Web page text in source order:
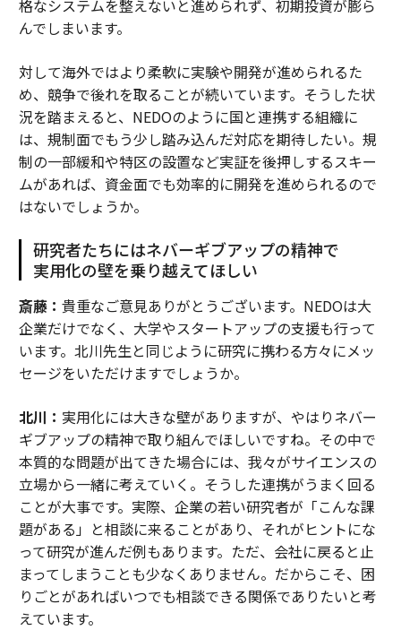
格なシステムを整えないと進められず、初期投資が膨ら
んでしまいます。
対して海外ではより柔軟に実験や開発が進められるた
め、競争で後れを取ることが続いています。そうした状
況を踏まえると、NEDOのように国と連携する組織に
は、規制面でもう少し踏み込んだ対応を期待したい。規
制の一部緩和や特区の設置など実証を後押しするスキー
ムがあれば、資金面でも効率的に開発を進められるので
はないでしょうか。
研究者たちにはネバーギブアップの精神で
実用化の壁を乗り越えてほしい
斎藤： 貴重なご意見ありがとうございます。NEDOは大
企業だけでなく、大学やスタートアップの支援も行って
います。北川先生と同じように研究に携わる方々にメッ
セージをいただけますでしょうか。
北川： 実用化には大きな壁がありますが、やはりネバー
ギブアップの精神で取り組んでほしいですね。その中で
本質的な問題が出てきた場合には、我々がサイエンスの
立場から一緒に考えていく。そうした連携がうまく回る
ことが大事です。実際、企業の若い研究者が「こんな課
題がある」と相談に来ることがあり、それがヒントにな
って研究が進んだ例もあります。ただ、会社に戻ると止
まってしまうことも少なくありません。だからこそ、困
りごとがあればいつでも相談できる関係でありたいと考
えています。